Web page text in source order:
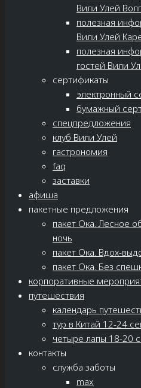
Вили Улей
полезная
Вили Улей
полезная
гостей Вили
сертификаты
электронный
бумажный
спецпредложения
клуб Вили Улей
гастрономия
faq
заставки
афиша
пакетные предложения
пакет Ока. Лесное
ночь
пакет Ока. Вдох-
пакет Ока. Без
корпоративные
путешествия
календарь
тур в Китай 12-24
четыре лапы 18-20
контакты
служба заботы
max